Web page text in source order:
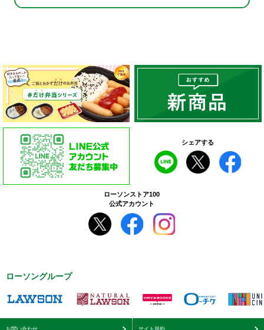
シェアする
ローソンストア100
公式アカウント
ローソングループ